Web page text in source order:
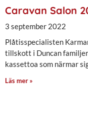
Caravan Salon
3 september 2022
Plåtisspecialisten
tillskott i Duncan
kassettoa som närmar
Läs mer »